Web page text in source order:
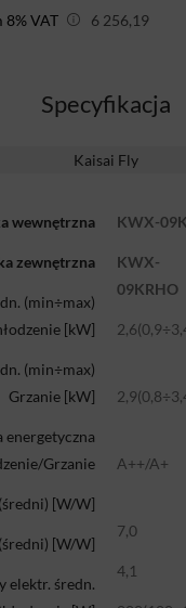
8% VAT 6 256,19
Specyfikacja
Kaisai Fly
wewnętrzna
zewnętrzna
(min÷max)
[kW]
(min÷max)
Grzanie [kW]
energetyczna
Grzanie
[W/W]
[W/W]
elektr. średn.
KWX-
KWX-
09KRHO
A++/A+
7,0
4,1